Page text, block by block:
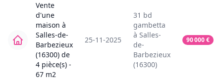
Vente
d'une
maison à
Salles-de-
Barbezieux
(16300) de
4 pièce(s) -
67 m2
25-11-2025
31 bd
gambetta
à Salles-
de-
Barbezieux
(16300)
90 000€